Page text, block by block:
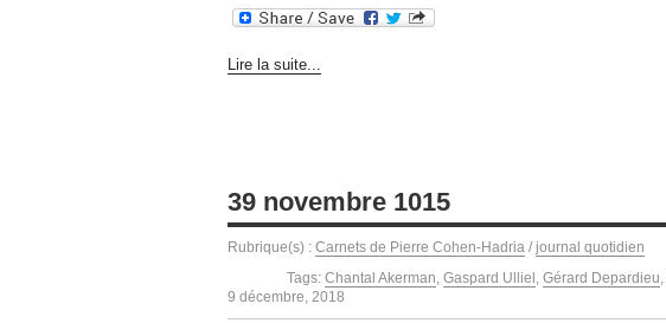
Lire la suite...
39 novembre 1015
Rubrique(s) : Carnets de Pierre Cohen-Hadria / journal quotidien
Tags: Chantal Akerman Gaspard Ulliel Gérard Depardieu
9 décembre, 2018